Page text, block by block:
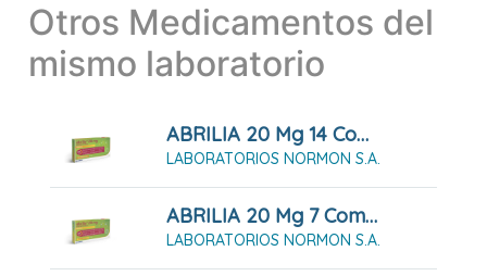
Otros Medicamentos del
mismo laboratorio
ABRILIA 20 Mg 14 Comprimidos
LABORATORIOS NORMON S.A.
ABRILIA 20 Mg 7 Comprimidos
LABORATORIOS NORMON S.A.